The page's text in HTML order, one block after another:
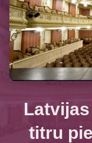
titru